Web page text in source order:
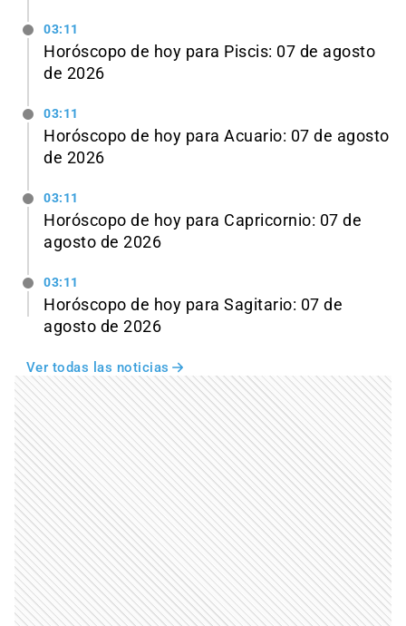
03:11
Horóscopo de hoy para Piscis: 07 de agosto
de 2026
03:11
Horóscopo de hoy para Acuario: 07 de agosto
de 2026
03:11
Horóscopo de hoy para Capricornio: 07 de
agosto de 2026
03:11
Horóscopo de hoy para Sagitario: 07 de
agosto de 2026
Ver todas las noticias